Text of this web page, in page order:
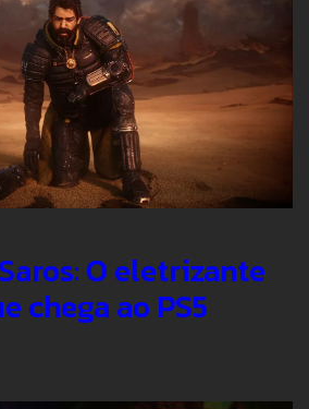
O eletrizante
chega ao PS5